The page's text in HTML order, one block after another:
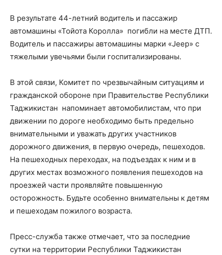
В результате 44-летний водитель и пассажир
автомашины «Тойота Королла» погибли на месте ДТП.
Водитель и пассажиры автомашины марки «Jeep» с
тяжелыми увечьями были госпитализированы.
В этой связи, Комитет по чрезвычайным ситуациям и
гражданской обороне при Правительстве Республики
Таджикистан напоминает автомобилистам, что при
движении по дороге необходимо быть предельно
внимательными и уважать других участников
дорожного движения, в первую очередь, пешеходов.
На пешеходных переходах, на подъездах к ним и в
других местах возможного появления пешеходов на
проезжей части проявляйте повышенную
осторожность. Будьте особенно внимательны к детям
и пешеходам пожилого возраста.
Пресс-служба также отмечает, что за последние
сутки на территории Республики Таджикистан